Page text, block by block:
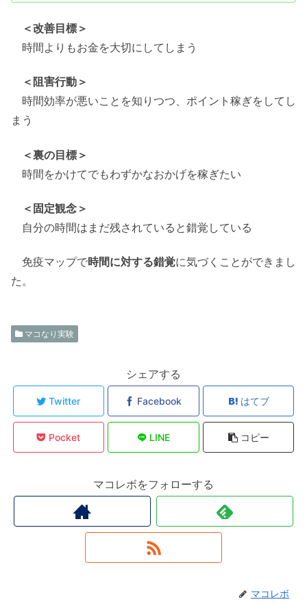
＜改善目標＞
時間よりもお金を大切にしてしまう
＜阻害行動＞
時間効率が悪いことを知りつつ、ポイント稼ぎをしてし
まう
＜裏の目標＞
時間をかけてでもわずかなおかげを稼ぎたい
＜固定観念＞
自分の時間はまだ残されていると錯覚している
免疫マップで時間に対する錯覚に気づくことができまし
た。
マコなり実験
シェアする
Twitter Facebook はてブ
Pocket LINE コピー
マコレボをフォローする
マコレボ